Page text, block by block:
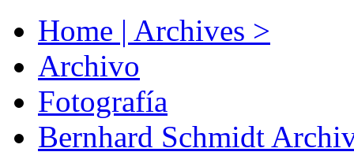
Home | Archives >
Archivo
Fotografía
Bernhard Schmidt